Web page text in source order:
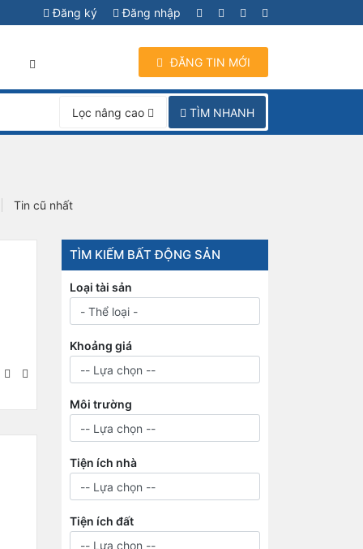
Đăng ký Đăng nhập
ĐĂNG TIN MỚI
Lọc nâng cao TÌM NHANH
Tin cũ nhất
TÌM KIẾM BẤT ĐỘNG SẢN
Loại tài sản
Khoảng giá
Môi trường
Tiện ích nhà
Tiện ích đất